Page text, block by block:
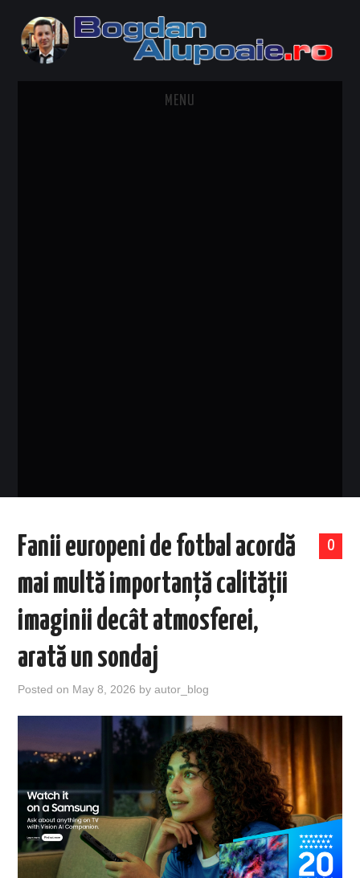
MENU
0
Fanii europeni de fotbal acordă
mai multă importanță calității
imaginii decât atmosferei,
arată un sondaj
Posted on May 8, 2026 byautor_blog